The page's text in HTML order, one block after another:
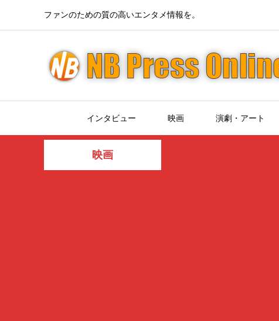
ファンのための質の高いエンタメ情報を。
インタビュー 映画 演劇・アート
映画